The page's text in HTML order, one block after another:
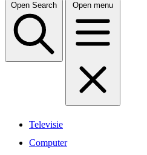
Open Search Open menu
Televisie
Computer